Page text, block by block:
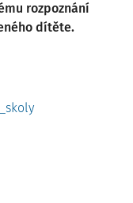
rozpoznání
dítěte.